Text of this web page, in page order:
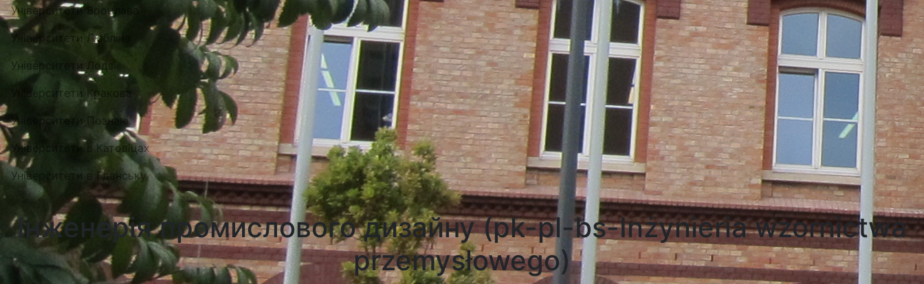
Університети Вроцлава
Університети Любліна
Університети Лодзі
Університети Кракова
Університети Познані
Університети в Катовіцах
Університети в Гданську
Інженерія промислового дизайну (pk-pl-bs-Inżynieria wzornictwa
przemysłowego)